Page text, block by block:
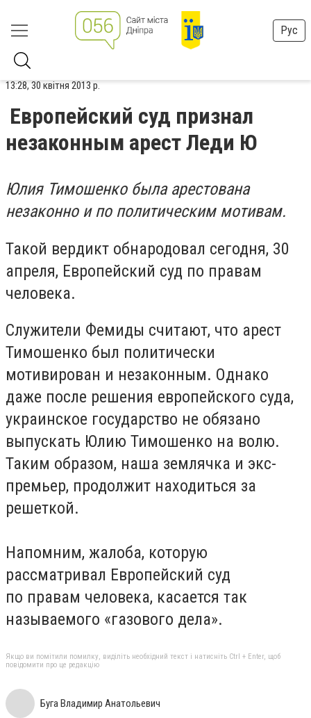
Рус
13:28, 30 квітня 2013 р.
Европейский суд признал
незаконным арест Леди Ю
Юлия Тимошенко была арестована
незаконно и по политическим мотивам.
Такой вердикт обнародовал сегодня, 30
апреля, Европейский суд по правам
человека.
Служители Фемиды считают, что арест
Тимошенко был политически
мотивирован и незаконным. Однако
даже после решения европейского суда,
украинское государство не обязано
выпускать Юлию Тимошенко на волю.
Таким образом, наша землячка и экс-
премьер, продолжит находиться за
решеткой.
Напомним, жалоба, которую
рассматривал Европейский суд
по правам человека, касается так
называемого «газового дела».
Якщо ви помітили помилку, виділіть необхідний текст і натисніть Ctrl + Enter, щоб
повідомити про це редакцію
Буга Владимир Анатольевич